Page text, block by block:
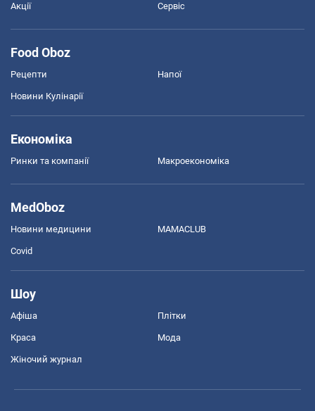
Акції Сервіс
Food Oboz
Рецепти Напої
Новини Кулінарії
Економіка
Ринки та компанії Макроекономіка
MedOboz
Новини медицини MAMACLUB
Covid
Шоу
Афіша Плітки
Краса Мода
Жіночий журнал